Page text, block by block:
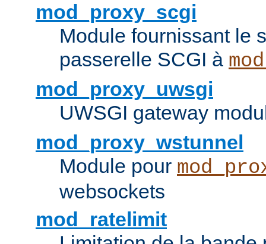
mod_proxy_scgi
Module fournissant le
passerelle SCGI à
mod_proxy_uwsgi
UWSGI gateway
mod_proxy_wstunnel
Module pour
websockets
mod_ratelimit